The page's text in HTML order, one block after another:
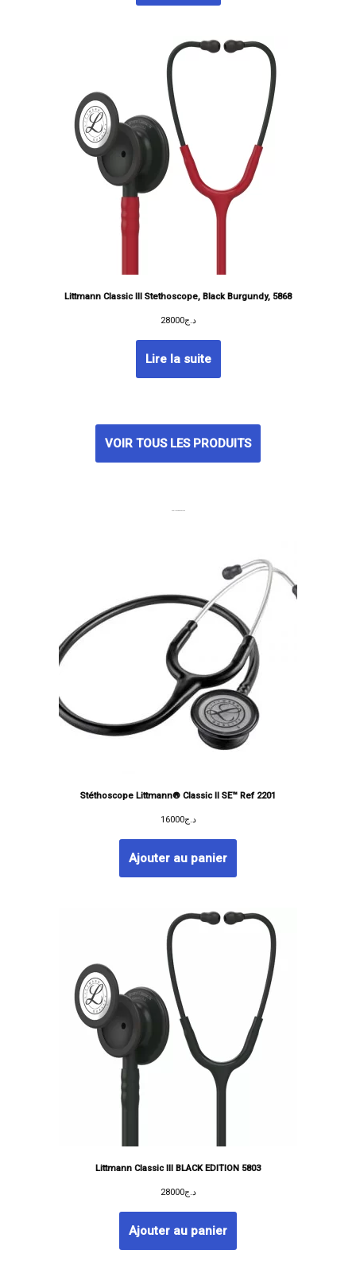
Littmann Classic III Stethoscope, Black Burgundy, 5868
د.ج28000
Lire la suite
VOIR TOUS LES PRODUITS
Stéthoscope Littmann® Classic II SE™ Ref 2201
د.ج16000
Ajouter au panier
Littmann Classic III BLACK EDITION 5803
د.ج28000
Ajouter au panier